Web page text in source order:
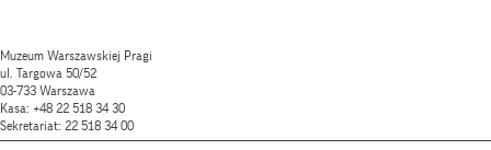
Muzeum Warszawskiej Pragi
ul. Targowa 50/52
03-733 Warszawa
Kasa: +48 22 518 34 30
Sekretariat: 22 518 34 00